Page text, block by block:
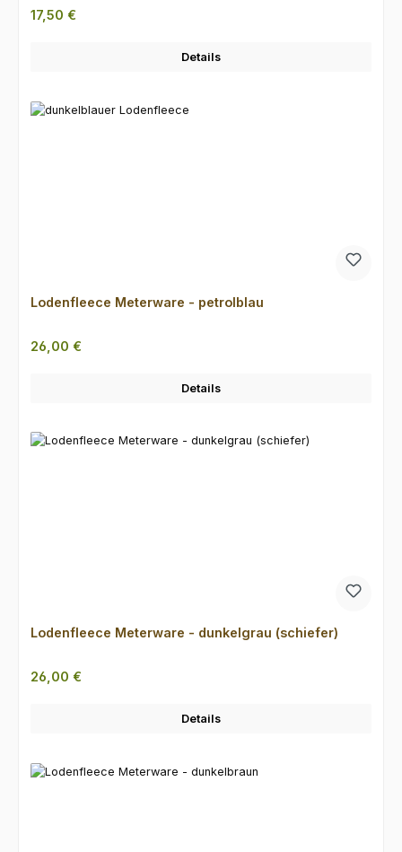
Regulärer Preis:
17,50 €
Details
Lodenfleece Meterware - petrolblau
Regulärer Preis:
26,00 €
Details
Lodenfleece Meterware - dunkelgrau (schiefer)
Regulärer Preis:
26,00 €
Details